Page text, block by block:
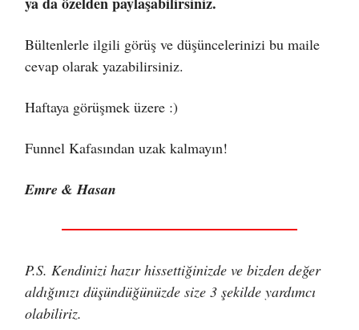
Bültenlerle ilgili görüş ve düşüncelerinizi bu maile
cevap olarak yazabilirsiniz.
Haftaya görüşmek üzere :)
Funnel Kafasından uzak kalmayın!
Emre & Hasan
P.S. Kendinizi hazır hissettiğinizde ve bizden değer
aldığınızı düşündüğünüzde size 3 şekilde yardımcı
olabiliriz.